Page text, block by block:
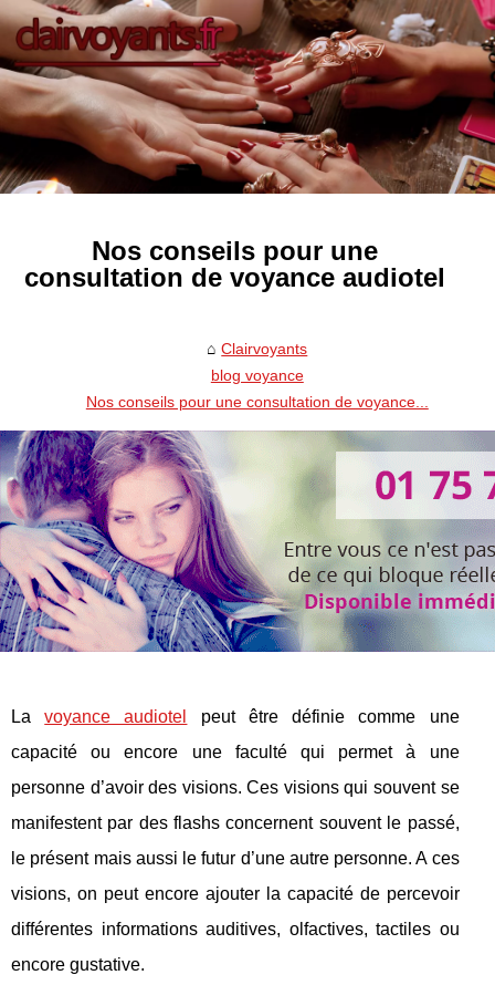
Nos conseils pour une
consultation de voyance audiotel
Clairvoyants
blog voyance
Nos conseils pour une consultation de voyance...
Lavoyance audiotel
peut être définie comme une
capacité ou encore une faculté qui permet à une
personne d’avoir des visions. Ces visions qui souvent se
manifestent par des flashs concernent souvent le passé,
le présent mais aussi le futur d’une autre personne. A ces
visions, on peut encore ajouter la capacité de percevoir
différentes informations auditives, olfactives, tactiles ou
encore gustative.